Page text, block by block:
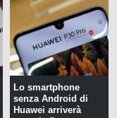
Lo smartphone
senza Android di
Huawei arriverà